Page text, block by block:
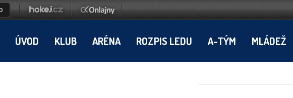
ÚVOD KLUB ARÉNA ROZPIS LEDU A-TÝM MLÁDEŽ